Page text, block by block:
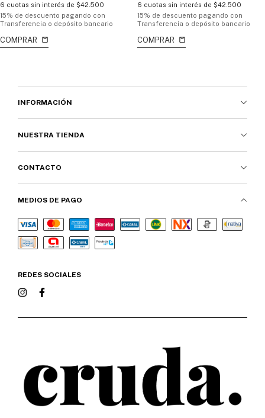
6 cuotas sin interés de $42.500
15% de descuento pagando con
Transferencia o depósito bancario
COMPRAR
6 cuotas sin interés de $42.500
15% de descuento pagando con
Transferencia o depósito bancario
COMPRAR
INFORMACIÓN
NUESTRA TIENDA
CONTACTO
MEDIOS DE PAGO
REDES SOCIALES